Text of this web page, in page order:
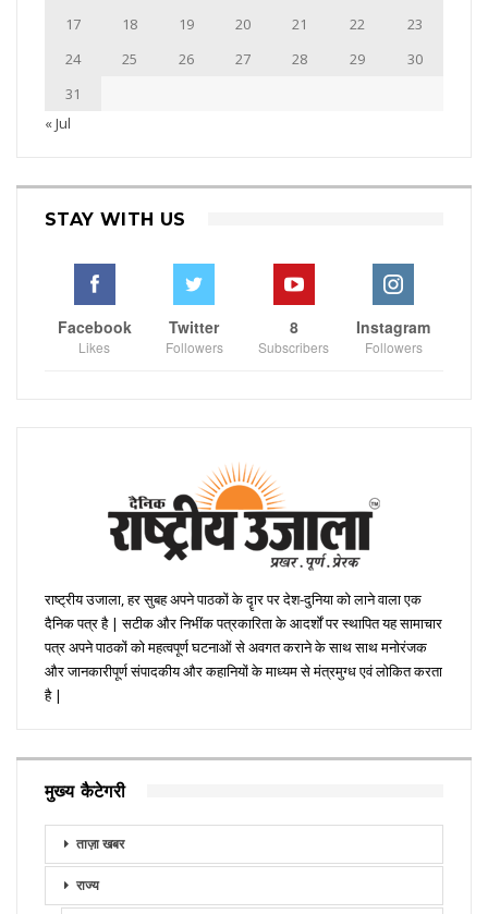
17
18 19 20 21 22
23
24
25 26 27 28 29
30
31
« Jul
STAY WITH US
Facebook
Likes
Twitter
Followers
8
Subscribers
Instagram
Followers
राष्ट्रीय उजाला, हर सुबह अपने पाठकों के दॄार पर देश-दुनिया को लाने वाला एक
दैनिक पत्र है | सटीक और निभींक पत्रकारिता के आदर्शों पर स्थापित यह सामाचार
पत्र अपने पाठकों को महत्वपूर्ण घटनाओं से अवगत कराने के साथ साथ मनोरंजक
और जानकारीपूर्ण संपादकीय और कहानियों के माध्यम से मंत्रमुग्ध एवं लोकित करता
है |
मुख्य कैटेगरी
ताज़ा खबर
राज्य